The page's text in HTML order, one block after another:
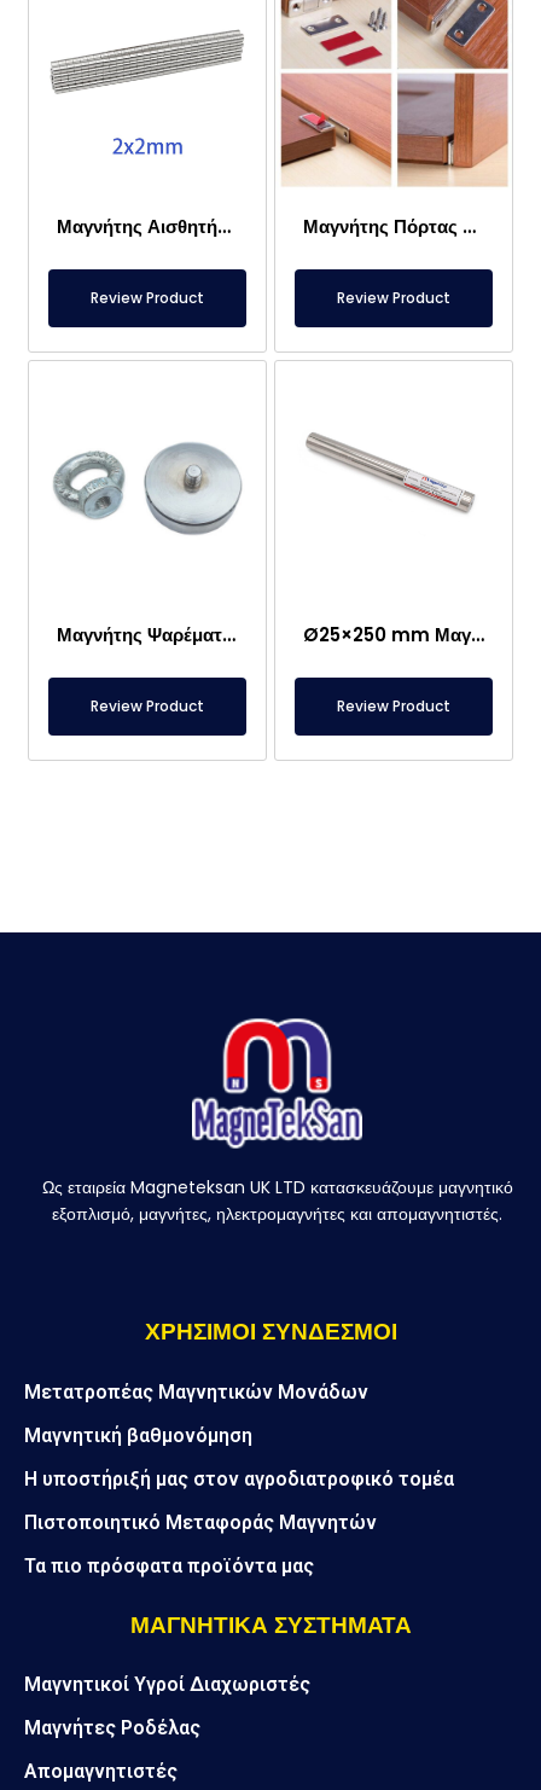
Μαγνήτης Αισθητήρα – 2×2 mm
Review Product
Μαγνήτης Πόρτας Τροχόσπιτου
Review Product
Μαγνήτης Ψαρέματος – Ισχυρός Μαγνήτης Διάσωσης Θάλασσας
Review Product
Ø25×250 mm Μαγνήτης Ράβδου Νεοδυμίου – Θηλυκή Σύνδεση M8 Μονής Πλευράς
Review Product
Ως εταιρεία Magneteksan UK LTD κατασκευάζουμε μαγνητικό
εξοπλισμό, μαγνήτες, ηλεκτρομαγνήτες και απομαγνητιστές.
ΧΡΗΣΙΜΟΙ ΣΥΝΔΕΣΜΟΙ
Μετατροπέας Μαγνητικών Μονάδων
Μαγνητική βαθμονόμηση
Η υποστήριξή μας στον αγροδιατροφικό τομέα
Πιστοποιητικό Μεταφοράς Μαγνητών
Τα πιο πρόσφατα προϊόντα μας
ΜΑΓΝΗΤΙΚΑ ΣΥΣΤΗΜΑΤΑ
Μαγνητικοί Υγροί Διαχωριστές
Μαγνήτες Ροδέλας
Απομαγνητιστές